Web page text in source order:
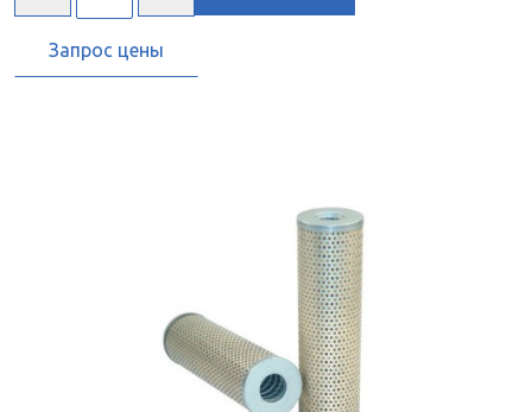
Запрос цены